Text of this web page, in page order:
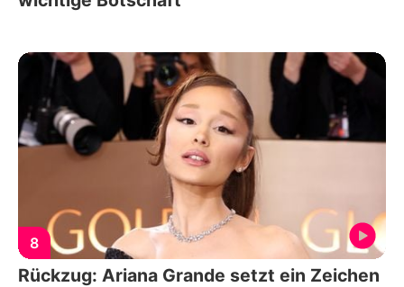
8
Rückzug: Ariana Grande setzt ein Zeichen